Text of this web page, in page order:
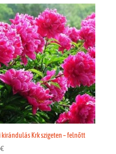
kirándulás Krk szigeten – felnőtt
€